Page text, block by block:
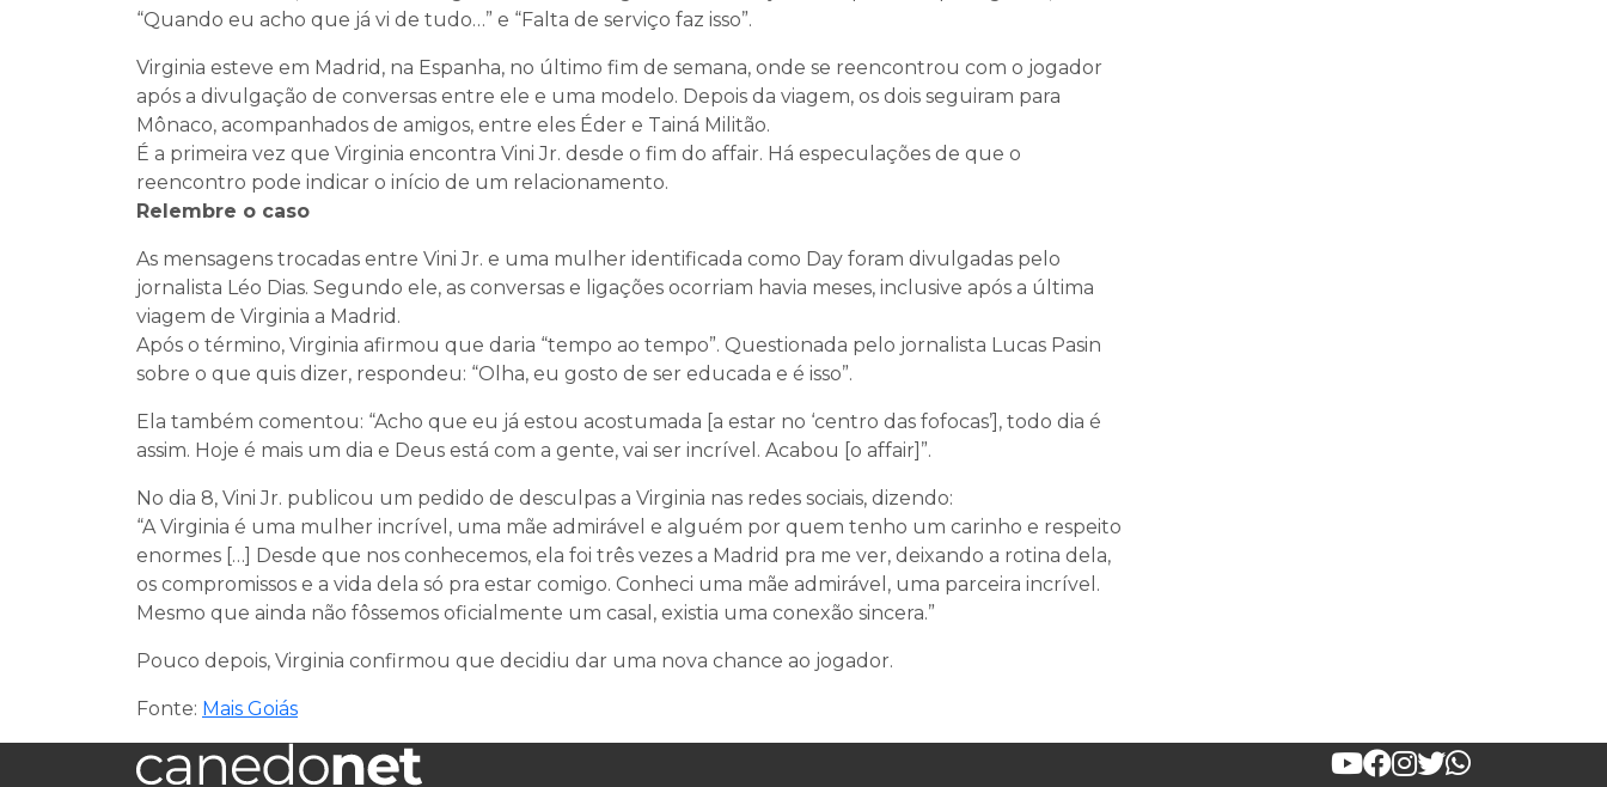
“Quando eu acho que já vi de tudo…” e “Falta de serviço faz isso”.
Virginia esteve em Madrid, na Espanha, no último fim de semana, onde se reencontrou com o jogador
após a divulgação de conversas entre ele e uma modelo. Depois da viagem, os dois seguiram para
Mônaco, acompanhados de amigos, entre eles Éder e Tainá Militão.
É a primeira vez que Virginia encontra Vini Jr. desde o fim do affair. Há especulações de que o
reencontro pode indicar o início de um relacionamento.
Relembre o caso
As mensagens trocadas entre Vini Jr. e uma mulher identificada como Day foram divulgadas pelo
jornalista Léo Dias. Segundo ele, as conversas e ligações ocorriam havia meses, inclusive após a última
viagem de Virginia a Madrid.
Após o término, Virginia afirmou que daria “tempo ao tempo”. Questionada pelo jornalista Lucas Pasin
sobre o que quis dizer, respondeu: “Olha, eu gosto de ser educada e é isso”.
Ela também comentou: “Acho que eu já estou acostumada [a estar no ‘centro das fofocas’], todo dia é
assim. Hoje é mais um dia e Deus está com a gente, vai ser incrível. Acabou [o affair]”.
No dia 8, Vini Jr. publicou um pedido de desculpas a Virginia nas redes sociais, dizendo:
“A Virginia é uma mulher incrível, uma mãe admirável e alguém por quem tenho um carinho e respeito
enormes […] Desde que nos conhecemos, ela foi três vezes a Madrid pra me ver, deixando a rotina dela,
os compromissos e a vida dela só pra estar comigo. Conheci uma mãe admirável, uma parceira incrível.
Mesmo que ainda não fôssemos oficialmente um casal, existia uma conexão sincera.”
Pouco depois, Virginia confirmou que decidiu dar uma nova chance ao jogador.
Fonte: Mais Goiás